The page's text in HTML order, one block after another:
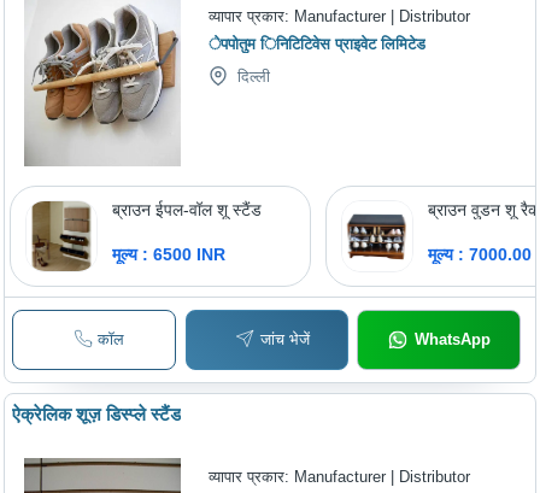
व्यापार प्रकार: Manufacturer | Distributor
ेपपोतुम िनिटिटिवेस प्राइवेट लिमिटेड
दिल्ली
ब्राउन ईपल-वॉल शू स्टैंड
मूल्य : 6500 INR
ब्राउन वुडन शू रैक
मूल्य : 7000.00
कॉल जांच भेजें WhatsApp
ऐक्रेलिक शूज़ डिस्प्ले स्टैंड
व्यापार प्रकार: Manufacturer | Distributor